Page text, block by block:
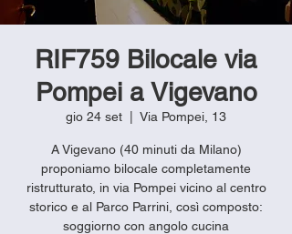
RIF759 Bilocale via
Pompei a Vigevano
gio 24 set Via Pompei, 13
A Vigevano (40 minuti da Milano)
proponiamo bilocale completamente
ristrutturato, in via Pompei vicino al centro
storico e al Parco Parrini, così composto:
soggiorno con angolo cucina